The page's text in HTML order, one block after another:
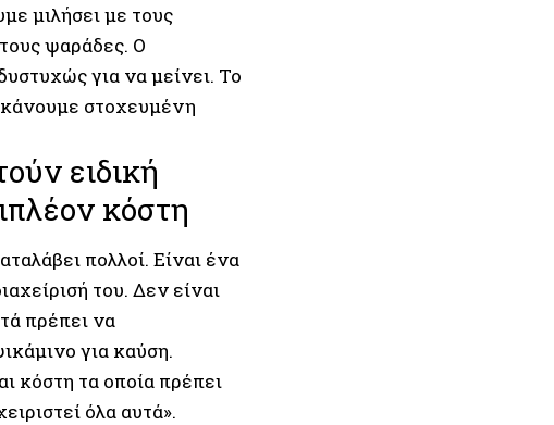
μιλήσει με τους
ψαράδες. Ο
για να μείνει. Το
στοχευμένη
ειδική
κόστη
πολλοί. Είναι ένα
του. Δεν είναι
πρέπει να
για καύση.
κόστη τα οποία πρέπει
όλα αυτά».